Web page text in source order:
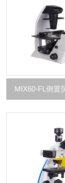
MIX60-FL倒置